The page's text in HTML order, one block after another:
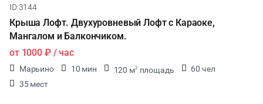
ID 3144
Крыша Лофт. Двухуровневый Лофт с Караоке,
Мангалом и Балкончиком.
от 1000 ₽/ час
Марьино 10 мин 120 м2 площадь
60 чел
35 мест